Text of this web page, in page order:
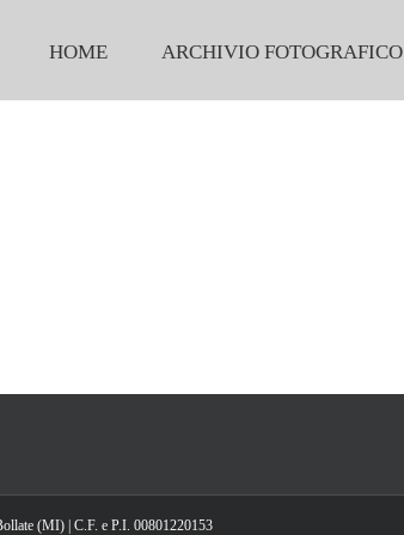
HOME ARCHIVIO FOTOGRAFICO
(MI) | C.F. e P.I. 00801220153